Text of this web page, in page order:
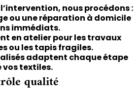
nous procédons :
ou une réparation à domicile
immédiats.
en atelier pour les travaux
ou les tapis fragiles.
adaptent chaque étape
vos textiles.
qualité